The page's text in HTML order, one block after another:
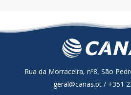
Rua da Morraceira, nº8, São
geral@canas.pt / +351